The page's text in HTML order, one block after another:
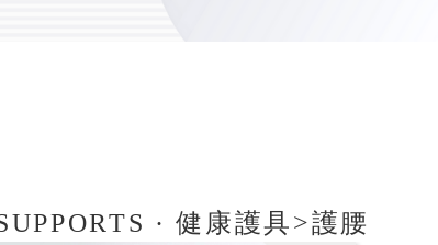
· 健康護具>護腰